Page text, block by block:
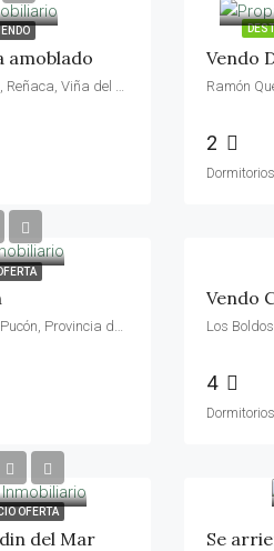
amoblado Vendo
2
Dormitorios
935, Camino al Volcán, Condominio Suizo, Pucón, Provincia de Cautín, Región de la Araucanía, 4920000, Chile
Vendo
4
Dormitorios
OFERTA
del Mar Se